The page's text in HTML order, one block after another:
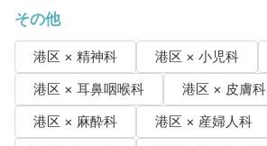
その他
港区 × 精神科 港区 × 小児科
港区 × 耳鼻咽喉科
港区 × 皮膚科
港区 × 麻酔科
港区 × 産婦人科